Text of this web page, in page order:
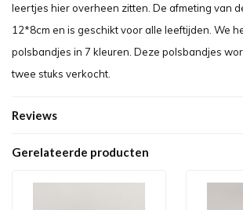
leertjes hier overheen zitten. De afmeting van
12*8cm en is geschikt voor alle leeftijden. We
polsbandjes in 7 kleuren. Deze polsbandjes
twee stuks verkocht.
Reviews
Gerelateerde producten